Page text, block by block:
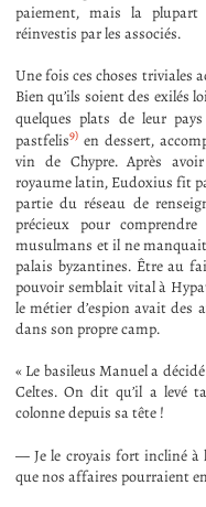
paiement, mais la
réinvestis par les associés.
Une fois ces choses triviales
Bien qu’ils soient des exilés
quelques plats de leur
pastfelis9) en dessert,
vin de Chypre. Après
royaume latin, Eudoxius fit
partie du réseau de
précieux pour
musulmans et il ne
palais byzantines. Être au
pouvoir semblait vital à
le métier d’espion avait des
dans son propre camp.
« Le basileus Manuel a
Celtes. On dit qu’il a levé
colonne depuis sa tête !
— Je le croyais fort incliné à
que nos affaires pourraient